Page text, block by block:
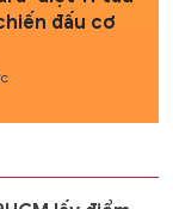
đấu cơ